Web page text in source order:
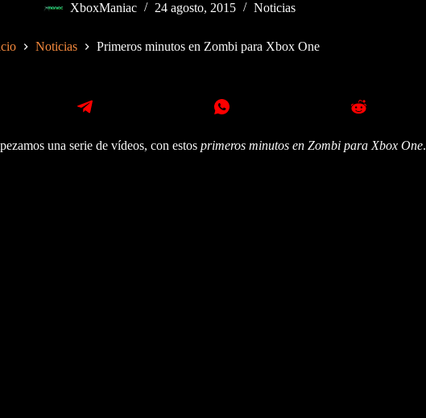
XboxManiac 24 agosto, 2015 Noticias
Noticias Primeros minutos en Zombi para Xbox One
una serie de vídeos, con estos primeros minutos en Zombi para Xbox One.